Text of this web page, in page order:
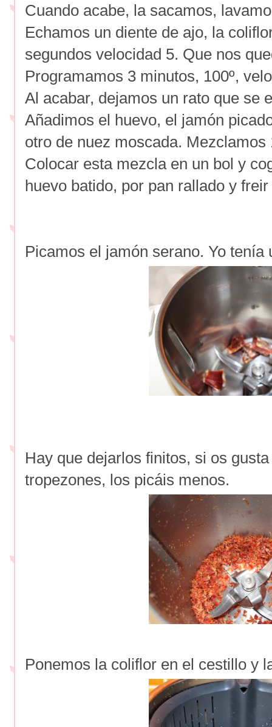
Cuando acabe, la sacamos,
Echamos un diente de ajo, la
segundos velocidad 5. Que nos
Programamos 3 minutos, 100º,
Al acabar, dejamos un rato que se
Añadimos el huevo, el jamón
otro de nuez moscada.
Colocar esta mezcla en un bol y
huevo batido, por pan rallado y
Picamos el jamón serano. Yo
Hay que dejarlos finitos, si os
tropezones, los picáis menos.
Ponemos la coliflor en el cestillo y